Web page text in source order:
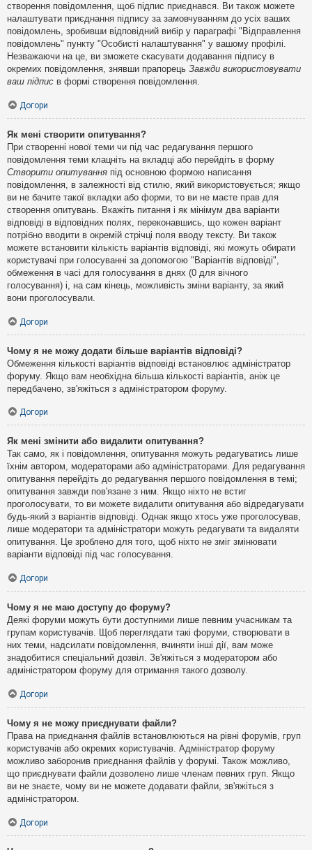
створення повідомлення, щоб підпис приєднався. Ви також можете
налаштувати приєднання підпису за замовчуванням до усіх ваших
повідомлень, зробивши відповідний вибір у параграфі "Відправлення
повідомлень" пункту "Особисті налаштування" у вашому профілі.
Незважаючи на це, ви зможете скасувати додавання підпису в
окремих повідомлення, знявши прапорець Завжди використовувати
ваш підпис в формі створення повідомлення.
Догори
Як мені створити опитування?
При створенні нової теми чи під час редагування першого
повідомлення теми клацніть на вкладці або перейдіть в форму
Створити опитування під основною формою написання
повідомлення, в залежності від стилю, який використовується; якщо
ви не бачите такої вкладки або форми, то ви не маєте прав для
створення опитувань. Вкажіть питання і як мінімум два варіанти
відповіді в відповідних полях, переконавшись, що кожен варіант
потрібно вводити в окремій стрічці поля вводу тексту. Ви також
можете встановити кількість варіантів відповіді, які можуть обирати
користувачі при голосуванні за допомогою "Варіантів відповіді",
обмеження в часі для голосування в днях (0 для вічного
голосування) і, на сам кінець, можливість зміни варіанту, за який
вони проголосували.
Догори
Чому я не можу додати більше варіантів відповіді?
Обмеження кількості варіантів відповіді встановлює адміністратор
форуму. Якщо вам необхідна більша кількості варіантів, аніж це
передбачено, зв'яжіться з адміністратором форуму.
Догори
Як мені змінити або видалити опитування?
Так само, як і повідомлення, опитування можуть редагуватись лише
їхнім автором, модераторами або адміністраторами. Для редагування
опитування перейдіть до редагування першого повідомлення в темі;
опитування завжди пов'язане з ним. Якщо ніхто не встиг
проголосувати, то ви можете видалити опитування або відредагувати
будь-який з варіантів відповіді. Однак якщо хтось уже проголосував,
лише модератори та адміністратори можуть редагувати та видаляти
опитування. Це зроблено для того, щоб ніхто не зміг змінювати
варіанти відповіді під час голосування.
Догори
Чому я не маю доступу до форуму?
Деякі форуми можуть бути доступними лише певним учасникам та
групам користувачів. Щоб переглядати такі форуми, створювати в
них теми, надсилати повідомлення, вчиняти інші дії, вам може
знадобитися спеціальний дозвіл. Зв'яжіться з модератором або
адміністратором форуму для отримання такого дозволу.
Догори
Чому я не можу приєднувати файли?
Права на приєднання файлів встановлюються на рівні форумів, груп
користувачів або окремих користувачів. Адміністратор форуму
можливо заборонив приєднання файлів у форумі. Також можливо,
що приєднувати файли дозволено лише членам певних груп. Якщо
ви не знаєте, чому ви не можете додавати файли, зв'яжіться з
адміністратором.
Догори